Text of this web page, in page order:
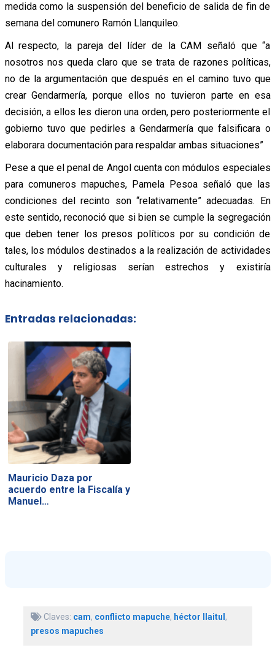
medida como la suspensión del beneficio de salida de fin de
semana del comunero Ramón Llanquileo.
Al respecto, la pareja del líder de la CAM señaló que “a
nosotros nos queda claro que se trata de razones políticas,
no de la argumentación que después en el camino tuvo que
crear Gendarmería, porque ellos no tuvieron parte en esa
decisión, a ellos les dieron una orden, pero posteriormente el
gobierno tuvo que pedirles a Gendarmería que falsificara o
elaborara documentación para respaldar ambas situaciones”
Pese a que el penal de Angol cuenta con módulos especiales
para comuneros mapuches, Pamela Pesoa señaló que las
condiciones del recinto son “relativamente” adecuadas. En
este sentido, reconoció que si bien se cumple la segregación
que deben tener los presos políticos por su condición de
tales, los módulos destinados a la realización de actividades
culturales y religiosas serían estrechos y existiría
hacinamiento.
Entradas relacionadas:
Mauricio Daza por
acuerdo entre la Fiscalía y
Manuel…
Claves: cam, conflicto mapuche, héctor llaitul ,
presos mapuches